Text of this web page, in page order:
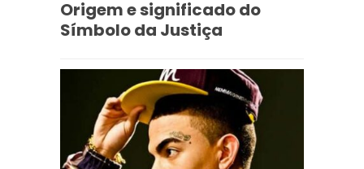
Origem e significado do
Símbolo da Justiça